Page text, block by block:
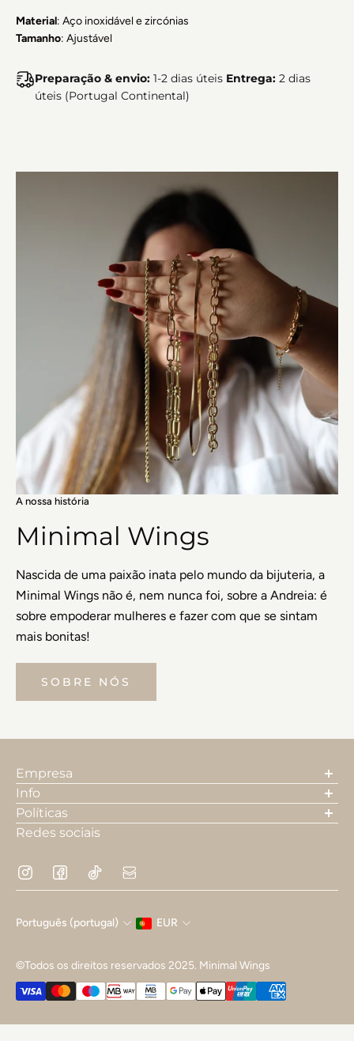
Material: Aço inoxidável e zircónias
Tamanho: Ajustável
Preparação & envio: 1-2 dias úteis Entrega: 2 dias
úteis (Portugal Continental)
A nossa história
Minimal Wings
Nascida de uma paixão inata pelo mundo da bijuteria, a
Minimal Wings não é, nem nunca foi, sobre a Andreia: é
sobre empoderar mulheres e fazer com que se sintam
mais bonitas!
SOBRE NÓS
Empresa
A nossa história
Contactos
Info
Pesquisa
Envios
FAQ's
Políticas
Termos e Condições
Resolução de Litígios
Livro de Reclamações
Redes sociais
Português (portugal) EUR
©Todos os direitos reservados 2025. Minimal Wings